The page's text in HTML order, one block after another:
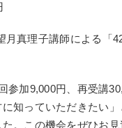
月真理子講師による「
参加9,000円、再受講
知っていただきたい
。この機会をぜひお見